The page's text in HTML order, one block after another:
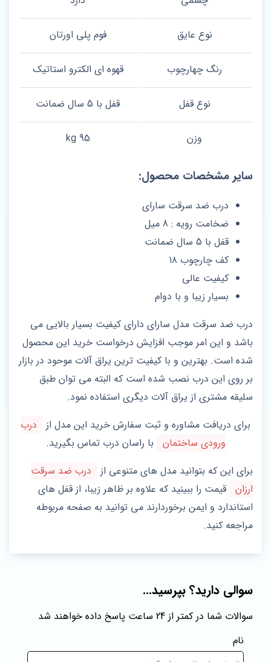
نوع عایق فوم پلی اورتان
رنگ چهارچوب قهوه ای الکترو استاتیک
نوع قفل قفل با 5 سال ضمانت
وزن 95 kg
سایر مشخصات محصول:
درب ضد سرقت سارای
ضخامت رویه : 8 میل
قفل با 5 سال ضمانت
کف چارچوب ۱۸
کیفیت عالی
بسیار زیبا و با دوام
درب ضد سرقت مدل سارای دارای کیفیت بسیار بالایی می
باشد و این امر موجب افزایش درخواست خرید این محصول
شده است. بهترین و با کیفیت ترین یراق آلات موحود در بازار
بر روی این درب نصب شده است که البته می توان طبق
سلیقه مشتری از یراق آلات دیگری استفاده نمود.
برای دریافت مشاوره و ثبت سفارش خرید این مدل از
درب
ورودی ساختمان
با راسان درب تماس بگیرید.
برای این که بتوانید مدل‌ های متنوعی از
درب ضد سرقت
ارزان قیمت را ببینید که علاوه بر ظاهر زیبا، از قفل‌ های
استاندارد و ایمن برخوردارند می توانید به صفحه مربوطه
مراجعه کنید.
سوالی دارید؟ بپرسید...
سوالات شما در کمتر از 24 ساعت پاسخ داده خواهند شد
نام